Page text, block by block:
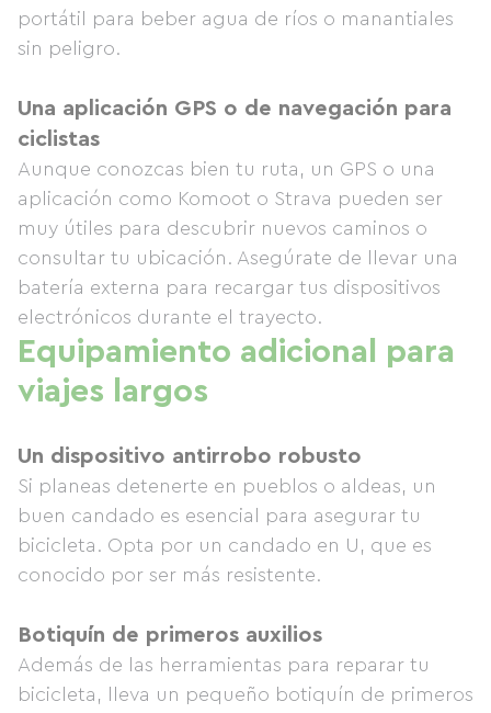
portátil para beber agua de ríos o manantiales
sin peligro.
Una aplicación GPS o de navegación para
ciclistas
Aunque conozcas bien tu ruta, un GPS o una
aplicación como Komoot o Strava pueden ser
muy útiles para descubrir nuevos caminos o
consultar tu ubicación. Asegúrate de llevar una
batería externa para recargar tus dispositivos
electrónicos durante el trayecto.
Equipamiento adicional para
viajes largos
Un dispositivo antirrobo robusto
Si planeas detenerte en pueblos o aldeas, un
buen candado es esencial para asegurar tu
bicicleta. Opta por un candado en U, que es
conocido por ser más resistente.
Botiquín de primeros auxilios
Además de las herramientas para reparar tu
bicicleta, lleva un pequeño botiquín de primeros